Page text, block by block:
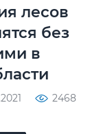
лесов
без
в
2468